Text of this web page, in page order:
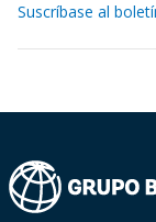
Suscríbase al